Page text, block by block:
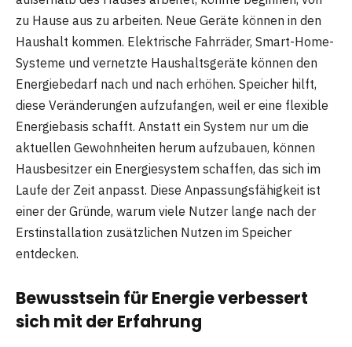
zu Hause aus zu arbeiten. Neue Geräte können in den
Haushalt kommen. Elektrische Fahrräder, Smart-Home-
Systeme und vernetzte Haushaltsgeräte können den
Energiebedarf nach und nach erhöhen. Speicher hilft,
diese Veränderungen aufzufangen, weil er eine flexible
Energiebasis schafft. Anstatt ein System nur um die
aktuellen Gewohnheiten herum aufzubauen, können
Hausbesitzer ein Energiesystem schaffen, das sich im
Laufe der Zeit anpasst. Diese Anpassungsfähigkeit ist
einer der Gründe, warum viele Nutzer lange nach der
Erstinstallation zusätzlichen Nutzen im Speicher
entdecken.
Bewusstsein für Energie verbessert
sich mit der Erfahrung